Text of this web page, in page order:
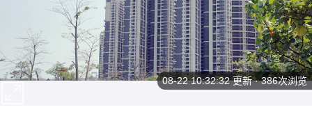
08-22 10:32:32更新 · 386次浏览